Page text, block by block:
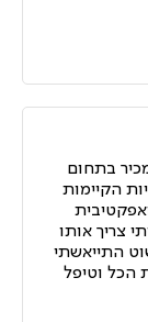
בתחום
הקיימות
צריך אותו
התייאשתי
הכל וטיפל